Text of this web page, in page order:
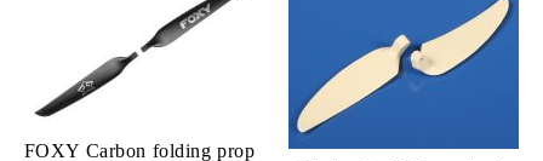
FOXY Carbon folding prop